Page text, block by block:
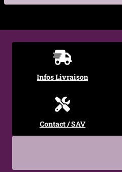
Infos Livraison
Contact / SAV